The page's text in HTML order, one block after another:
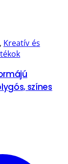
Kreatív és
színes